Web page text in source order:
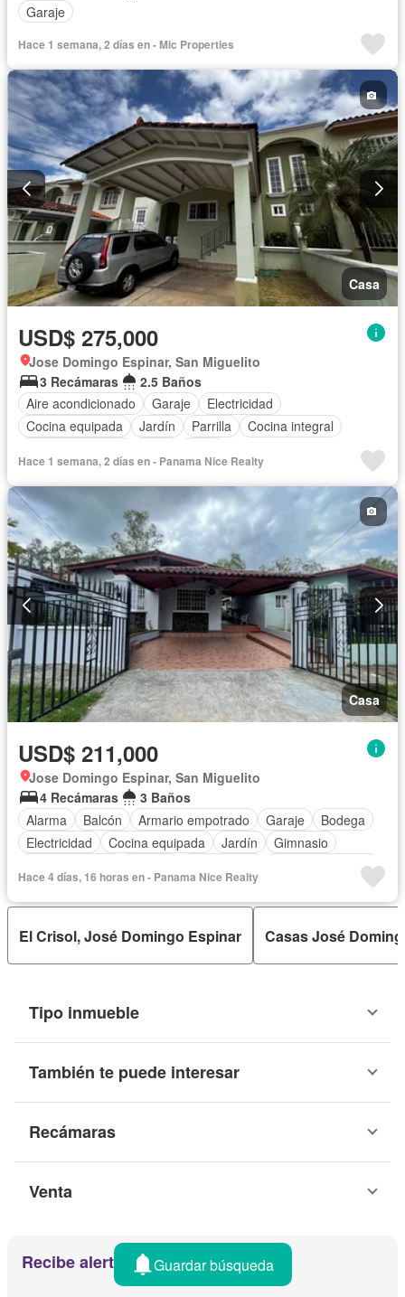
Garaje
Hace 1 semana, 2 días en - Mic Properties
Casa
USD$ 275,000
Jose Domingo Espinar, San Miguelito
3 Recámaras
2.5 Baños
Aire acondicionado
Garaje
Electricidad
Cocina equipada
Jardín Parrilla
Cocina integral
Hace 1 semana, 2 días en - Panama Nice Realty
Casa
USD$ 211,000
Jose Domingo Espinar, San Miguelito
4 Recámaras
3 Baños
Alarma
Balcón Armario empotrado Garaje
Bodega
Electricidad
Cocina equipada Jardín
Gimnasio
Vista panorámica
Seguridad
Agua
Hace 4 días, 16 horas en - Panama Nice Realty
El Crisol, José Domingo Espinar Casas José
Tipo inmueble
También te puede interesar
Recámaras
Venta
Recibe alertas por emailGuardar búsqueda